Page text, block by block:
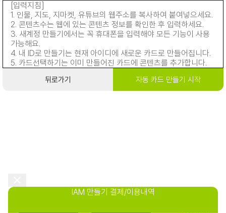
[입력지침]
1. 인물, 지도, 지마켓, 유튜브의 웹주소를 복사하여 붙여넣으세요.
2. 콘텐츠수는 웹에 있는 콘텐츠 정보를 확인한 후 입력하세요.
3. 새계정 만들기에서는 꼭 휴대폰을 입력해야 모든 기능이 사용
가능해요.
4. 내 ID로 만들기는 현재 아이디에 새로운 카드로 만들어집니다.
5. 카드선택하기는 이미 만들어진 카드에 콘텐츠를 추가합니다.
뒤로가기 자동 카드 만들기 시작
IAM 만들기 결제/이용내역